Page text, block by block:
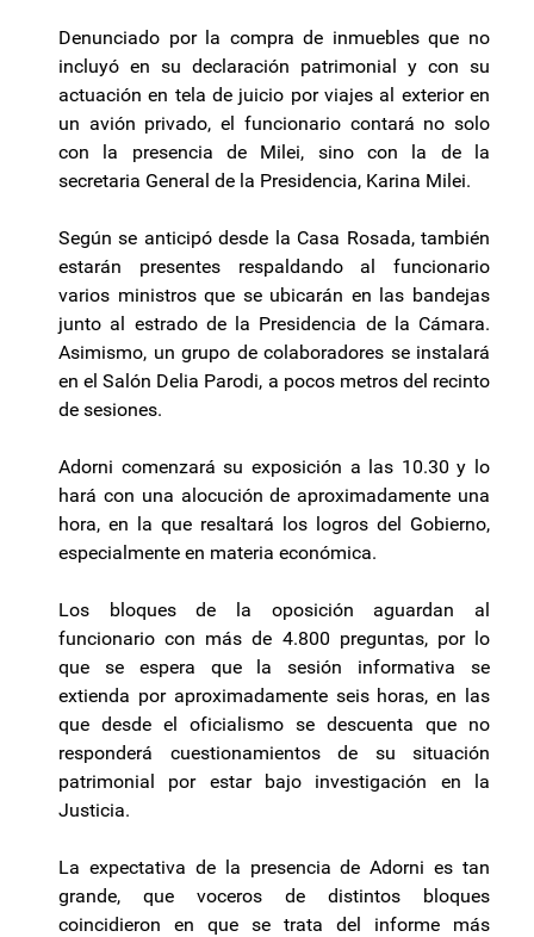
Denunciado por la compra de inmuebles que no
incluyó en su declaración patrimonial y con su
actuación en tela de juicio por viajes al exterior en
un avión privado, el funcionario contará no solo
con la presencia de Milei, sino con la de la
secretaria General de la Presidencia, Karina Milei.
Según se anticipó desde la Casa Rosada, también
estarán presentes respaldando al funcionario
varios ministros que se ubicarán en las bandejas
junto al estrado de la Presidencia de la Cámara.
Asimismo, un grupo de colaboradores se instalará
en el Salón Delia Parodi, a pocos metros del recinto
de sesiones.
Adorni comenzará su exposición a las 10.30 y lo
hará con una alocución de aproximadamente una
hora, en la que resaltará los logros del Gobierno,
especialmente en materia económica.
Los bloques de la oposición aguardan al
funcionario con más de 4.800 preguntas, por lo
que se espera que la sesión informativa se
extienda por aproximadamente seis horas, en las
que desde el oficialismo se descuenta que no
responderá cuestionamientos de su situación
patrimonial por estar bajo investigación en la
Justicia.
La expectativa de la presencia de Adorni es tan
grande, que voceros de distintos bloques
coincidieron en que se trata del informe más